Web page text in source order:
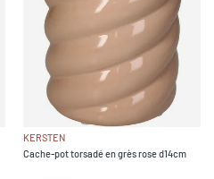
KERSTEN
Cache-pot torsadé en grès rose d14cm